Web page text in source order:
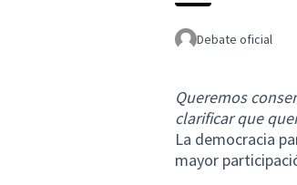
Debate oficial
Queremos
clarificar que
La democracia
mayor